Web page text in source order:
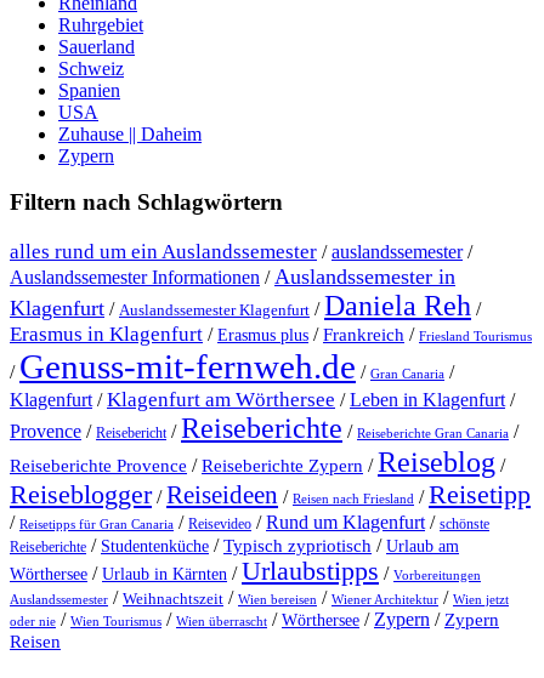
Ruhrgebiet
Sauerland
Schweiz
Spanien
USA
Zuhause || Daheim
Zypern
Filtern nach Schlagwörtern
alles rund um ein Auslandssemester /auslandssemester/
Auslandssemester Informationen / Auslandssemester in
Klagenfurt / Auslandssemester Klagenfurt /Daniela Reh /
Erasmus in Klagenfurt /Erasmus plus /Frankreich / Friesland Tourismus
/ Genuss-mit-fernweh.de / Gran Canaria /
Klagenfurt /Klagenfurt am Wörthersee /Leben in Klagenfurt /
Provence / Reisebericht /Reiseberichte / Reiseberichte Gran Canaria /
Reiseberichte Provence /Reiseberichte Zypern /Reiseblog /
Reiseblogger/Reiseideen / Reisen nach Friesland /Reisetipp
/ Reisetipps für Gran Canaria / Reisevideo /Rund um Klagenfurt / schönste
Reiseberichte / Studentenküche /Typisch zypriotisch / Urlaub am
Wörthersee / Urlaub in Kärnten /Urlaubstipps / Vorbereitungen
Auslandssemester / Weihnachtszeit / Wien bereisen / Wiener Architektur / Wien jetzt
oder nie / Wien Tourismus / Wien überrascht /Wörthersee / Zypern / Zypern
Reisen